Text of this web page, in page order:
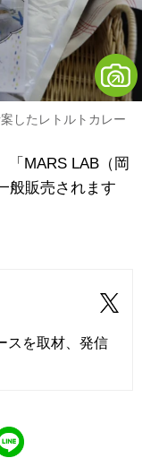
したレトルトカレー
MARS LAB（岡
般販売されます
スを取材、発信